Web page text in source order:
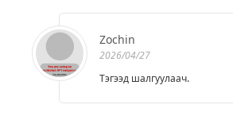
Zochin
2026/04/27
Тэгээд шалгуулаач.